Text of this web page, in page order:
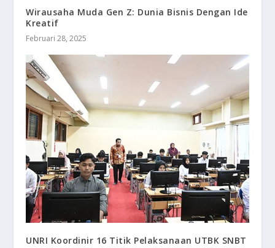
Wirausaha Muda Gen Z: Dunia Bisnis Dengan Ide
Kreatif
Februari 28, 2025
UNRI Koordinir 16 Titik Pelaksanaan UTBK SNBT